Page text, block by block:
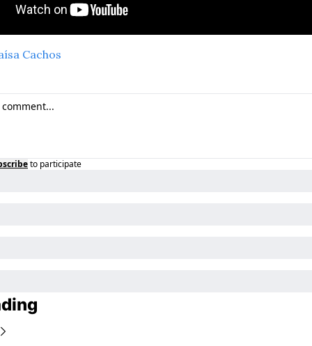
Cachos
to participate